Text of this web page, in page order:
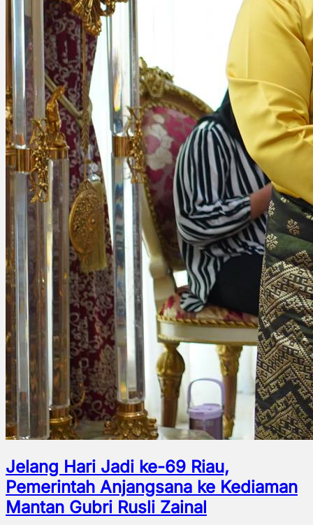
Jelang Hari Jadi ke-69 Riau,
Pemerintah Anjangsana ke Kediaman
Mantan Gubri Rusli Zainal